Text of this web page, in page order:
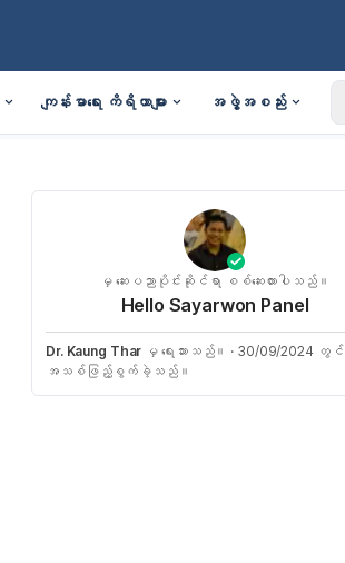
ကျန်းမာရေး ကိရိယာများ အဖွဲ့အစည်း
မှ ဆေးပညာပိုင်းဆိုင်ရာ စစ်ဆေးထားပါသည်။
Hello Sayarwon Panel
Dr. Kaung Thar မှ ရေးသားသည်။ · 30/09/2024 တွင်
အသစ်ဖြည့်စွက်ခဲ့သည်။